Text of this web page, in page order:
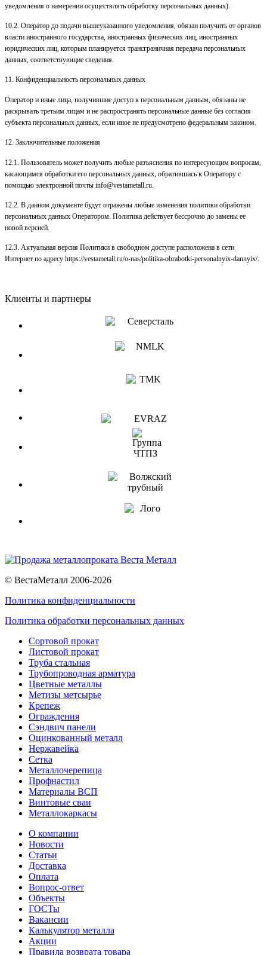
уведомления о намерении осуществлять обработку персональных данных).
10.2. Оператор до подачи вышеуказанного уведомления, обязан получить от органов
власти иностранного государства, иностранных физических лиц, иностранных
юридических лиц, которым планируется трансграничная передача персональных
данных, соответствующие сведения.
11. Конфиденциальность персональных данных
Оператор и иные лица, получившие доступ к персональным данным, обязаны не
раскрывать третьим лицам и не распространять персональные данные без согласия
субъекта персональных данных, если иное не предусмотрено федеральным законом.
12. Заключительные положения
12.1. Пользователь может получить любые разъяснения по интересующим вопросам,
касающимся обработки его персональных данных, обратившись к Оператору с
помощью электронной почты info@vestametall.ru
12.2. В данном документе будут отражены любые изменения политики обработки
персональных данных Оператором. Политика действует бессрочно до замены ее
новой версией.
12.3. Актуальная версия Политики в свободном доступе расположена в сети
Интернет по адресу https://vestametall.ru/o-nas/politika-obrabotki-personalnyix-dannyix/.
Клиенты и партнеры
© ВестаМеталл 2006-2026
Политика конфиденциальности
Политика обработки персональных данных
Сортовой прокат
Листовой прокат
Труба стальная
Трубопроводная арматура
Цветные металлы
Метизы метсырье
Крепеж
Ограждения
Сэндвич панели
Оцинкованный металл
Нержавейка
Сетка
Металлочерепица
Профнастил
Материалы ВСП
Винтовые сваи
Металлокаркасы
О компании
Новости
Статьи
Доставка
Оплата
Вопрос-ответ
Объекты
ГОСТы
Вакансии
Калькулятор металла
Акции
Правила возврата товара